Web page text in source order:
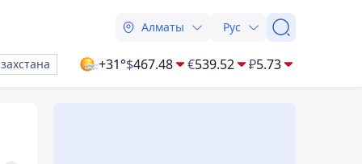
Алматы Рус
+31°$467.48 €539.52 ₽5.73